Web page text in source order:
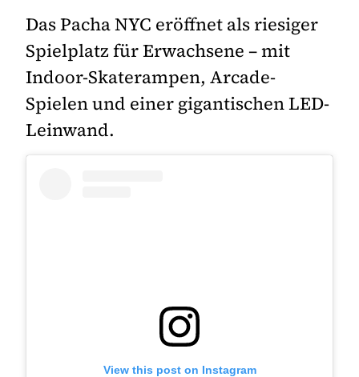
Das Pacha NYC eröffnet als riesiger
Spielplatz für Erwachsene – mit
Indoor-Skaterampen, Arcade-
Spielen und einer gigantischen LED-
Leinwand.
View this post on Instagram